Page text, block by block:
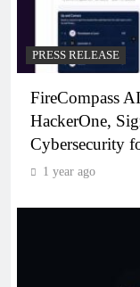
PRESS RELEASE
FireCompass
HackerOne,
Cybersecurity
1 year ago